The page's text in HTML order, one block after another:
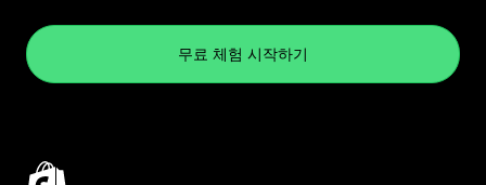
무료 체험 시작하기